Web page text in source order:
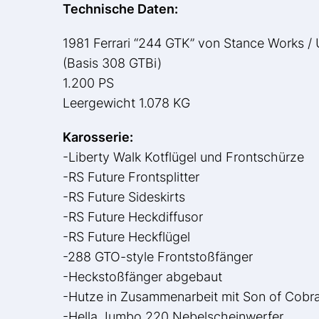
Technische Daten:
1981 Ferrari “244 GTK” von Stance Works /
(Basis 308 GTBi)
1.200 PS
Leergewicht 1.078 KG
Karosserie:
-Liberty Walk Kotflügel und Frontschürze
-RS Future Frontsplitter
-RS Future Sideskirts
-RS Future Heckdiffusor
-RS Future Heckflügel
-288 GTO-style Frontstoßfänger
-Heckstoßfänger abgebaut
-Hutze in Zusammenarbeit mit Son of